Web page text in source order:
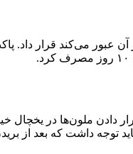
می‌کند قرار داد.
دادن ملون‌ها در یخچال
داشت که بعد از بریدن